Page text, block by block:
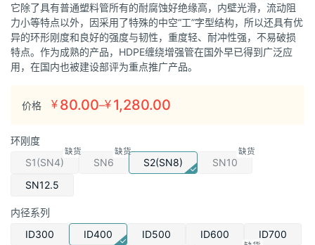
它除了具有普通塑料管所有的耐腐蚀好绝缘高，内壁光滑，流动阻
力小等特点以外，因采用了特殊的中空“工”字型结构，所以还具有优
异的环形刚度和良好的强度与韧性，重度轻、耐冲性强，不易破损
特点。作为成熟的产品，HDPE缠绕增强管在国外早已得到广泛应
用，在国内也被建设部评为重点推广产品。
价格 ¥ 80.00–¥ 1,280.00
价
范
围：
¥80.00
¥1,280.00
环刚度
S1(SN4)
SN6 S2(SN8)
SN10
SN12.5
内径系列
ID300
ID400 ID500 ID600
ID700